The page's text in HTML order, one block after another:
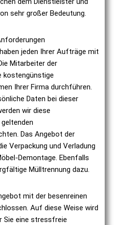
sehr großer Bedeutung.
jeden Ihrer Aufträge mit
Mitarbeiter der
kostengünstige
Ihrer Firma durchführen.
Daten bei dieser
wir diese
Das Angebot der
Verpackung und Verladung
Demontage. Ebenfalls
Mülltrennung dazu.
mit der besenreinen
Auf diese Weise wird
Sie eine stressfreie